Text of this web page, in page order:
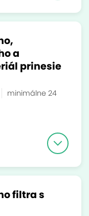
a
prinesie
minimálne 24
filtra s